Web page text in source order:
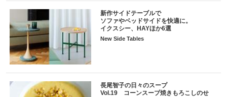
新作サイドテーブルで
ソファやベッドサイドを快適に。
イクスシー、HAYほか6選
New Side Tables
長尾智子の日々のスープ
Vol.19 コーンスープ焼きもろこしのせ